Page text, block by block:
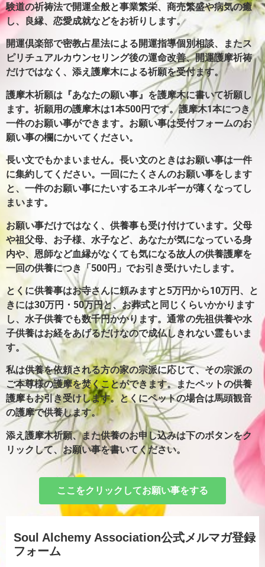
験道の祈祷法で開運全般と事業繁栄、商売繁盛や病気の癒
し、良縁、恋愛成就などをお祈りします。
開運倶楽部で密教占星法による開運指導個別相談、またス
ピリチュアルカウンセリング後の運命改善、開運護摩祈祷
だけではなく、添え護摩木による祈願を受付ます。
護摩木祈願は『あなたの願い事』を護摩木に書いて祈願し
ます。 祈願用の護摩木は1本500円です。護摩木1本につき
一件のお願い事ができます。 お願い事は受付フォームのお
願い事の欄にかいてください。
長い文でもかまいません。長い文のときはお願い事は一件
に集約してください。 一回にたくさんのお願い事をします
と、一件のお願い事にたいするエネルギーが薄くなってし
まいます。
お願い事だけではなく、供養事も受け付けています。父母
や祖父母、お子様、水子など、あなたが気になっている身
内や、恩師など血縁がなくても気になる故人の供養護摩を
一回の供養につき「500円」でお引き受けいたします。
とくに供養事はお寺さんに頼みますと5万円から10万円、と
きには30万円・50万円と、お葬式と同じくらいかかります
し、水子供養でも数千円かかります。通常の先祖供養や水
子供養はお経をあげるだけなので成仏しきれない霊もいま
す。
私は供養を依頼される方の家の宗派に応じて、その宗派の
ご本尊様の護摩を焚くことができます。またペットの供養
護摩もお引き受けします。とくにペットの場合は馬頭観音
の護摩で供養します。
添え護摩木祈願、また供養のお申し込みは下のボタンをク
リックして、お願い事を書いてください。
ここをクリックしてお願い事をする
Soul Alchemy Association公式メルマガ登録
フォーム